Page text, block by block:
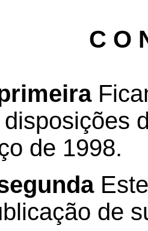
C O
de 1998.
de